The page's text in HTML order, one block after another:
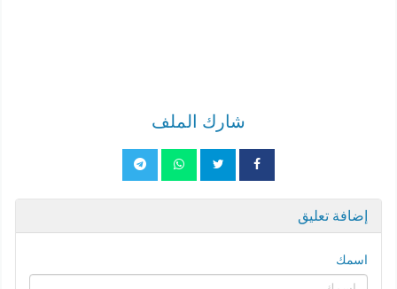
شارك الملف
إضافة تعليق
اسمك